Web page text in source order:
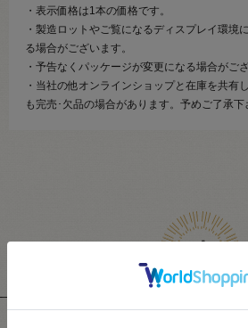
・表示価格は1本の価格です。
・製造ロットやご覧になるディスプレイ環境
る場合がございます。
・予告なくパッケージが変更になる場合がござ
・当社の他オンラインショップと在庫を共有
も完売･欠品の場合があります。予めご了承下